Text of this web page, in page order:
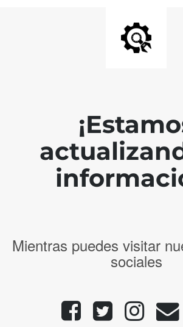
Mientras puedes visitar
sociales